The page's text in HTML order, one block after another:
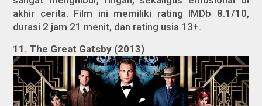
akhir cerita. Film ini memiliki rating IMDb 8.1/10,
durasi 2 jam 21 menit, dan rating usia 13+.
11. The Great Gatsby (2013)